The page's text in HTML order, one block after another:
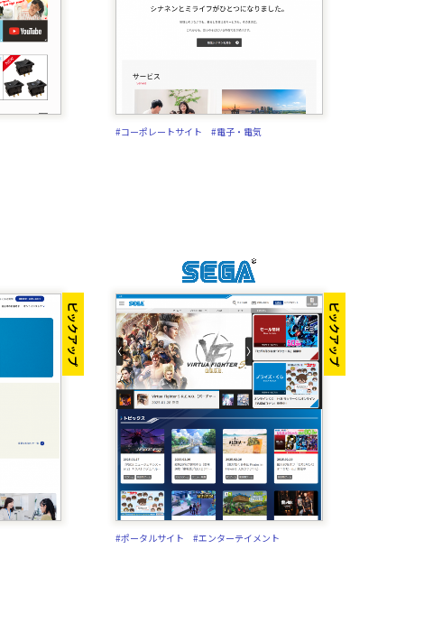
#コーポレートサイト #電子・電気
ピックアップ ピックアップ
#ポータルサイト #エンターテイメント